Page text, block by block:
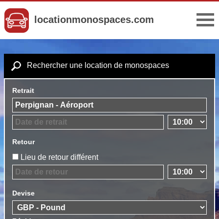
locationmonospaces.com
Rechercher une location de monospaces
Retrait
Retour
Lieu de retour différent
Devise